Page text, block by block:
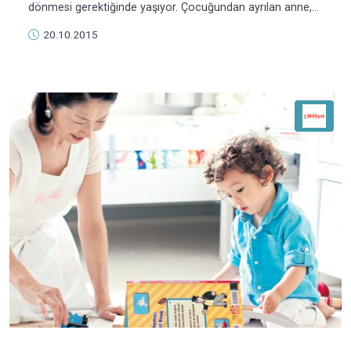
dönmesi gerektiğinde yaşıyor. Çocuğundan ayrılan anne,
20.10.2015